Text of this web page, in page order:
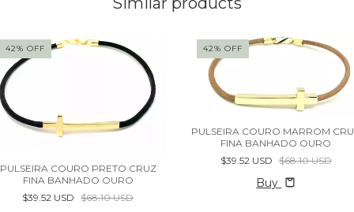
42% OFF
PULSEIRA COURO PRETO CRUZ
FINA BANHADO OURO
$39.52 USD
$68.10 USD
42% OFF
PULSEIRA COURO MARROM
FINA BANHADO OURO
$39.52 USD $68.10 USD
Buy